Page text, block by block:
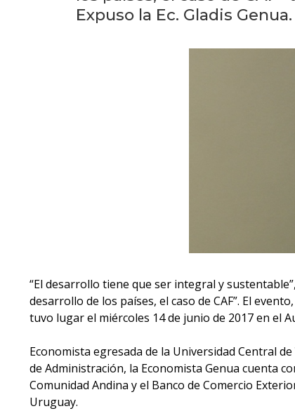
Expuso la Ec. Gladis Genua.
“El desarrollo tiene que ser integral y
desarrollo de los países, el caso de CAF”. El
tuvo lugar el miércoles 14 de junio de 2017 en el
Economista egresada de la Universidad Central
de Administración, la Economista Genua cuenta
Comunidad Andina y el Banco de Comercio
Uruguay.